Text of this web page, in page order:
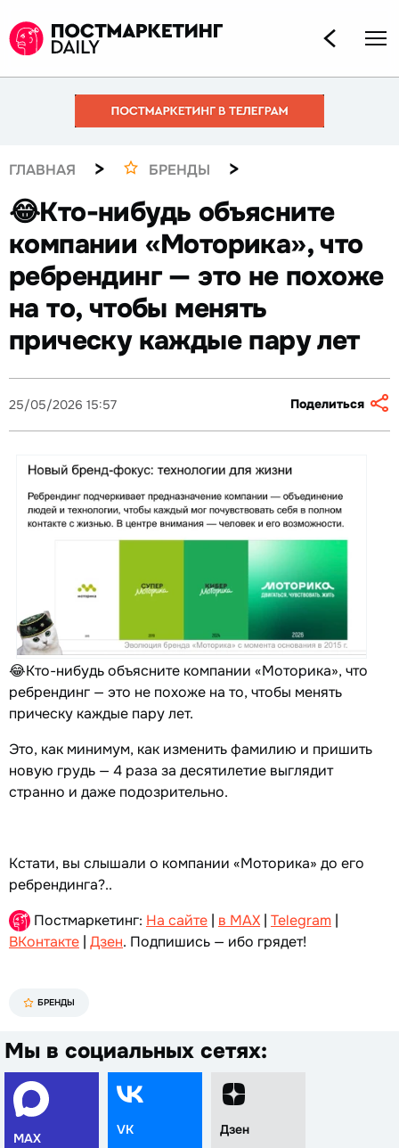
ГЛАВНАЯ > БРЕНДЫ >
😂Кто-нибудь объясните
компании «Моторика», что
ребрендинг — это не похоже
на то, чтобы менять
прическу каждые пару лет
25/05/2026 15:57 Поделиться
😂Кто-нибудь объясните компании «Моторика», что
ребрендинг — это не похоже на то, чтобы менять
прическу каждые пару лет.
Это, как минимум, как изменить фамилию и пришить
новую грудь — 4 раза за десятилетие выглядит
странно и даже подозрительно.
Кстати, вы слышали о компании «Моторика» до его
ребрендинга?..
Постмаркетинг: На сайте | в MAX | Telegram |
ВКонтакте | Дзен. Подпишись — ибо грядет!
БРЕНДЫ
Мы в социальных сетях:
MAX
VK Дзен